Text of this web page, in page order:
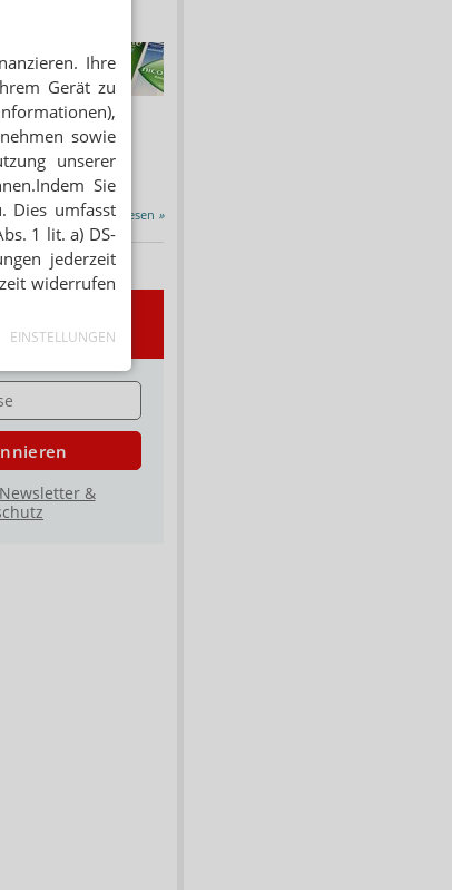
Ihre
Gerät zu
sowie
unserer
Sie
Dies umfasst
1 lit. a) DS-
jederzeit
widerrufen
EINSTELLUNGEN
nicht
sowie...
Alle Porträts lesen »
&